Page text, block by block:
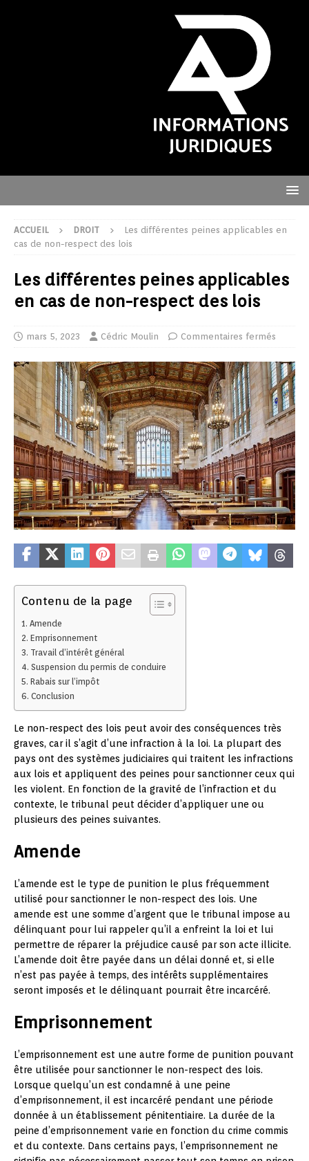
ACCUEIL DROIT
Les différentes peines applicables en
cas de non-respect des lois
Les différentes peines applicables
en cas de non-respect des lois
mars 5, 2023 Cédric Moulin Commentaires fermés
Contenu de la page
Amende
Emprisonnement
Travail d’intérêt général
Suspension du permis de conduire
Rabais sur l’impôt
Conclusion
Le non-respect des lois peut avoir des conséquences très
graves, car il s’agit d’une infraction à la loi. La plupart des
pays ont des systèmes judiciaires qui traitent les infractions
aux lois et appliquent des peines pour sanctionner ceux qui
les violent. En fonction de la gravité de l’infraction et du
contexte, le tribunal peut décider d’appliquer une ou
plusieurs des peines suivantes.
Amende
L’amende est le type de punition le plus fréquemment
utilisé pour sanctionner le non-respect des lois. Une
amende est une somme d’argent que le tribunal impose au
délinquant pour lui rappeler qu’il a enfreint la loi et lui
permettre de réparer la préjudice causé par son acte illicite.
L’amende doit être payée dans un délai donné et, si elle
n’est pas payée à temps, des intérêts supplémentaires
seront imposés et le délinquant pourrait être incarcéré.
Emprisonnement
L’emprisonnement est une autre forme de punition pouvant
être utilisée pour sanctionner le non-respect des lois.
Lorsque quelqu’un est condamné à une peine
d’emprisonnement, il est incarcéré pendant une période
donnée à un établissement pénitentiaire. La durée de la
peine d’emprisonnement varie en fonction du crime commis
et du contexte. Dans certains pays, l’emprisonnement ne